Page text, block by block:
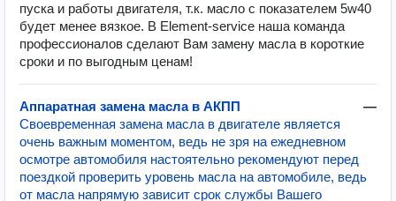
пуска и работы двигателя, т.к. масло с показателем 5w40
будет менее вязкое. В Element-service наша команда
профессионалов сделают Вам замену масла в короткие
сроки и по выгодным ценам!
Аппаратная замена масла в АКПП
—
Своевременная замена масла в двигателе является
очень важным моментом, ведь не зря на ежедневном
осмотре автомобиля настоятельно рекомендуют перед
поездкой проверить уровень масла на автомобиле, ведь
от масла напрямую зависит срок службы Вашего